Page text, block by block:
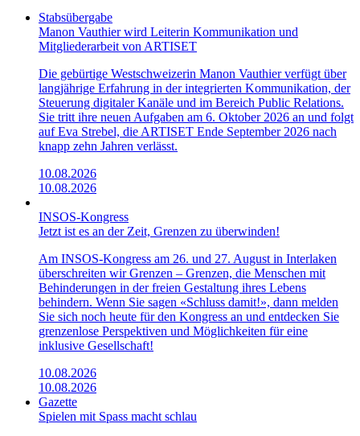
Stabsübergabe
Manon Vauthier wird Leiterin Kommunikation und
Mitgliederarbeit von ARTISET
Die gebürtige Westschweizerin Manon Vauthier verfügt über
langjährige Erfahrung in der integrierten Kommunikation, der
Steuerung digitaler Kanäle und im Bereich Public Relations.
Sie tritt ihre neuen Aufgaben am 6. Oktober 2026 an und folgt
auf Eva Strebel, die ARTISET Ende September 2026 nach
knapp zehn Jahren verlässt.
10.08.2026
10.08.2026
INSOS-Kongress
Jetzt ist es an der Zeit, Grenzen zu überwinden!
Am INSOS-Kongress am 26. und 27. August in Interlaken
überschreiten wir Grenzen – Grenzen, die Menschen mit
Behinderungen in der freien Gestaltung ihres Lebens
behindern. Wenn Sie sagen «Schluss damit!», dann melden
Sie sich noch heute für den Kongress an und entdecken Sie
grenzenlose Perspektiven und Möglichkeiten für eine
inklusive Gesellschaft!
10.08.2026
10.08.2026
Gazette
Spielen mit Spass macht schlau